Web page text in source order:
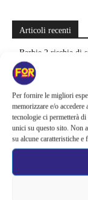
Per fornire le migliori
memorizzare e/o
tecnologie ci permetterà
unici su questo sito. Non
su alcune caratteristiche e
Articoli recenti
Barbie 2 rischia di
accordo: il dubbio
La bocca del
nuovo survival
La paura
scenario: una
Sony ferma i film
progetto è in